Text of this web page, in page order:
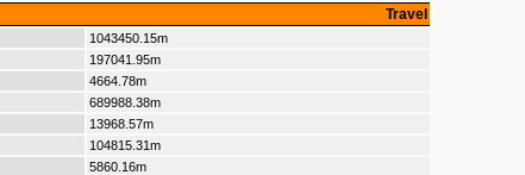
Travel
1043450.15m
197041.95m
4664.78m
689988.38m
13968.57m
104815.31m
5860.16m